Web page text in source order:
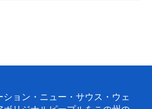
ション・ニュー・サウス・ウェ